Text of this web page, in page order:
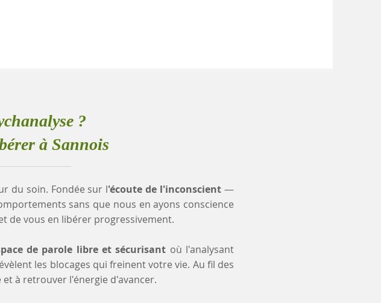
?
à Sannois
du soin. Fondée sur l'écoute de l'inconscient—
sans que nous en ayons conscience
de vous en libérer progressivement.
de parole libre et sécurisant où l'analysant
les blocages qui freinent votre vie. Au fil des
à retrouver l'énergie d'avancer.